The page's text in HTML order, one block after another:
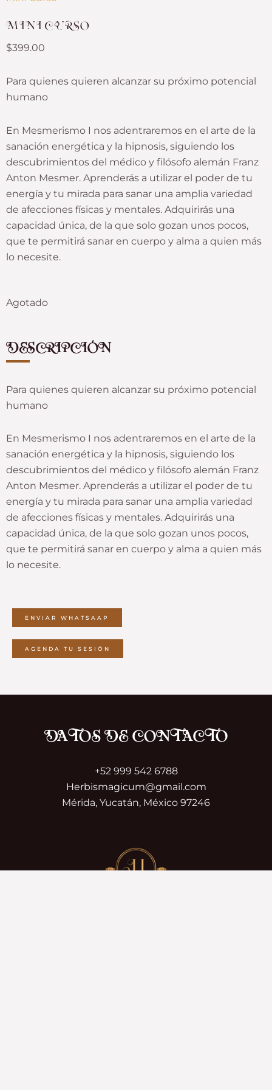
MINI CURSO
$399.00
Para quienes quieren alcanzar su próximo potencial
humano
En Mesmerismo I nos adentraremos en el arte de la
sanación energética y la hipnosis, siguiendo los
descubrimientos del médico y filósofo alemán Franz
Anton Mesmer. Aprenderás a utilizar el poder de tu
energía y tu mirada para sanar una amplia variedad
de afecciones físicas y mentales. Adquirirás una
capacidad única, de la que solo gozan unos pocos,
que te permitirá sanar en cuerpo y alma a quien más
lo necesite.
Agotado
DESCRIPCIÓN
Para quienes quieren alcanzar su próximo potencial
humano
En Mesmerismo I nos adentraremos en el arte de la
sanación energética y la hipnosis, siguiendo los
descubrimientos del médico y filósofo alemán Franz
Anton Mesmer. Aprenderás a utilizar el poder de tu
energía y tu mirada para sanar una amplia variedad
de afecciones físicas y mentales. Adquirirás una
capacidad única, de la que solo gozan unos pocos,
que te permitirá sanar en cuerpo y alma a quien más
lo necesite.
ENVIAR WHATSAAP
AGENDA TU SESIÓN
DATOS DE CONTACTO
+52 999 542 6788
Herbismagicum@gmail.com
Mérida, Yucatán, México 97246